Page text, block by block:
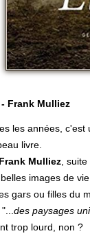
Frank Mulliez
les années, c'est
livre.
Frank Mulliez ,
images de
gars ou filles du
des paysages
trop lourd, non ?